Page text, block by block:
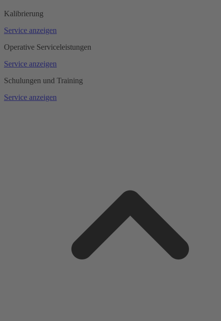
Kalibrierung
Service anzeigen
Operative Serviceleistungen
Service anzeigen
Schulungen und Training
Service anzeigen